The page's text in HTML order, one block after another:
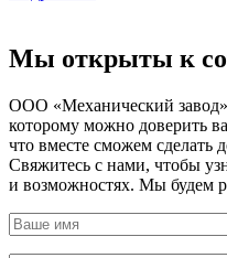
Мы открыты к
ООО «Механический
которому можно доверить
что вместе сможем сделать
Свяжитесь с нами, чтобы
и возможностях. Мы будем